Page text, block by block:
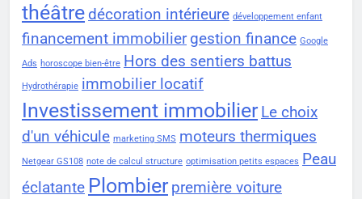
théâtre décoration intérieure développement enfant
financement immobilier gestion finance Google
Ads horoscope bien-être Hors des sentiers battus
Hydrothérapie immobilier locatif
Investissement immobilier Le choix
d'un véhicule marketing SMS moteurs thermiques
Netgear GS108 note de calcul structure optimisation petits espaces Peau
éclatante Plombier première voiture